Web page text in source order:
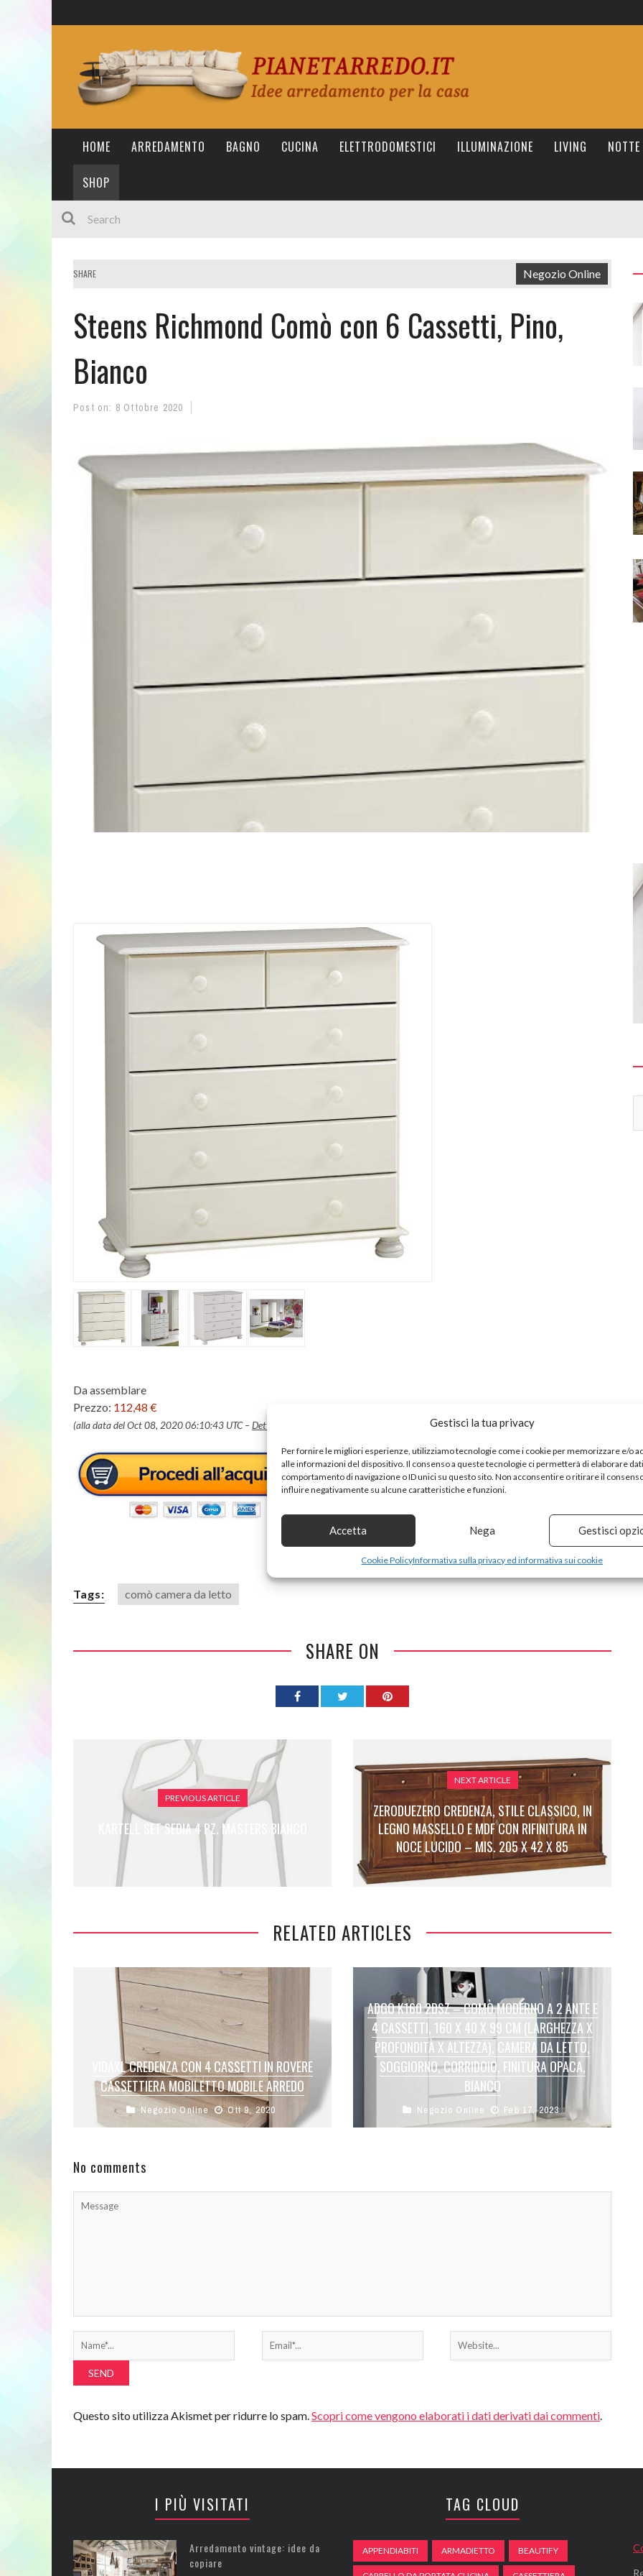
Gestisci la tua privacy
Per fornire le migliori esperienze, utilizziamo tecnologie come i cookie per memorizzare e/o
alle informazioni del dispositivo. Il consenso a queste tecnologie ci permetterà di elaborare
comportamento di navigazione o ID unici su questo sito. Non acconsentire o ritirare il
influire negativamente su alcune caratteristiche e funzioni.
Accetta Nega Gestisci
Cookie PolicyInformativa sulla privacy ed informativa sui cookie
HOME ARREDAMENTO BAGNO CUCINA ELETTRODOMESTICI ILLUMINAZIONE LIVING NOTTE
SHOP
SHARE Negozio Online
Steens Richmond Comò con 6 Cassetti, Pino,
Bianco
Post on: 8 Ottobre 2020
Da assemblare
Prezzo: 112,48 €
(alla data del Oct 08, 2020 06:10:43 UTC – Dettagli
Tags: comò camera da letto
SHARE ON
PREVIOUS ARTICLE
KARTELL SET SEDIA 4 PZ. MASTERS BIANCO
NEXT ARTICLE
ZERODUEZERO CREDENZA, STILE CLASSICO, IN
LEGNO MASSELLO E MDF CON RIFINITURA IN
NOCE LUCIDO – MIS. 205 X 42 X 85
RELATED ARTICLES
VIDAXL CREDENZA CON 4 CASSETTI IN ROVERE
CASSETTIERA MOBILETTO MOBILE ARREDO
Colore: RovereMateriale: truciolato +
MDFDimensioni di ingombro: 60 x 30,5 x 71 cm
Negozio Online Ott 9, 2020
ADGO K160 2DSZ – COMÒ MODERNO A 2 ANTE E
4 CASSETTI, 160 X 40 X 99 CM (LARGHEZZA X
PROFONDITÀ X ALTEZZA), CAMERA DA LETTO,
SOGGIORNO, CORRIDOIO, FINITURA OPACA,
BIANCO
Capacità: quattro cassetti spaziosi e due
armadietti mantengono al sicuro materiale da
Negozio Online Feb 17, 2023
No comments
Questo sito utilizza Akismet per ridurre lo spam.Scopri come vengono elaborati i dati derivati dai commenti.
I PIÙ VISITATI
Arredamento vintage: idee da
copiare
TAG CLOUD
APPENDIABITI ARMADIETTO BEAUTIFY